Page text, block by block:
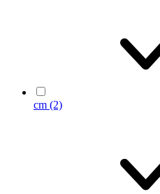
cm (2)